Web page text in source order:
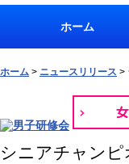
ホーム
ホーム > ニュースリリース >
シニアチャン